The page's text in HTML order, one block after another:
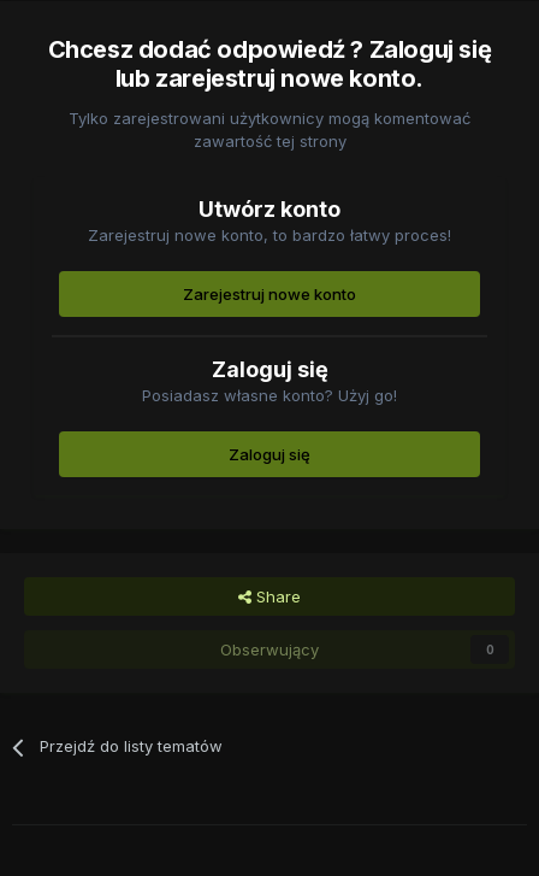
Chcesz dodać odpowiedź ? Zaloguj się
lub zarejestruj nowe konto.
Tylko zarejestrowani użytkownicy mogą komentować
zawartość tej strony
Utwórz konto
Zarejestruj nowe konto, to bardzo łatwy proces!
Zarejestruj nowe konto
Zaloguj się
Posiadasz własne konto? Użyj go!
Zaloguj się
Share
Obserwujący 0
Przejdź do listy tematów